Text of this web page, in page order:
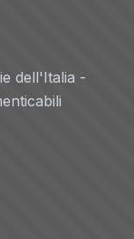
dell'Italia -